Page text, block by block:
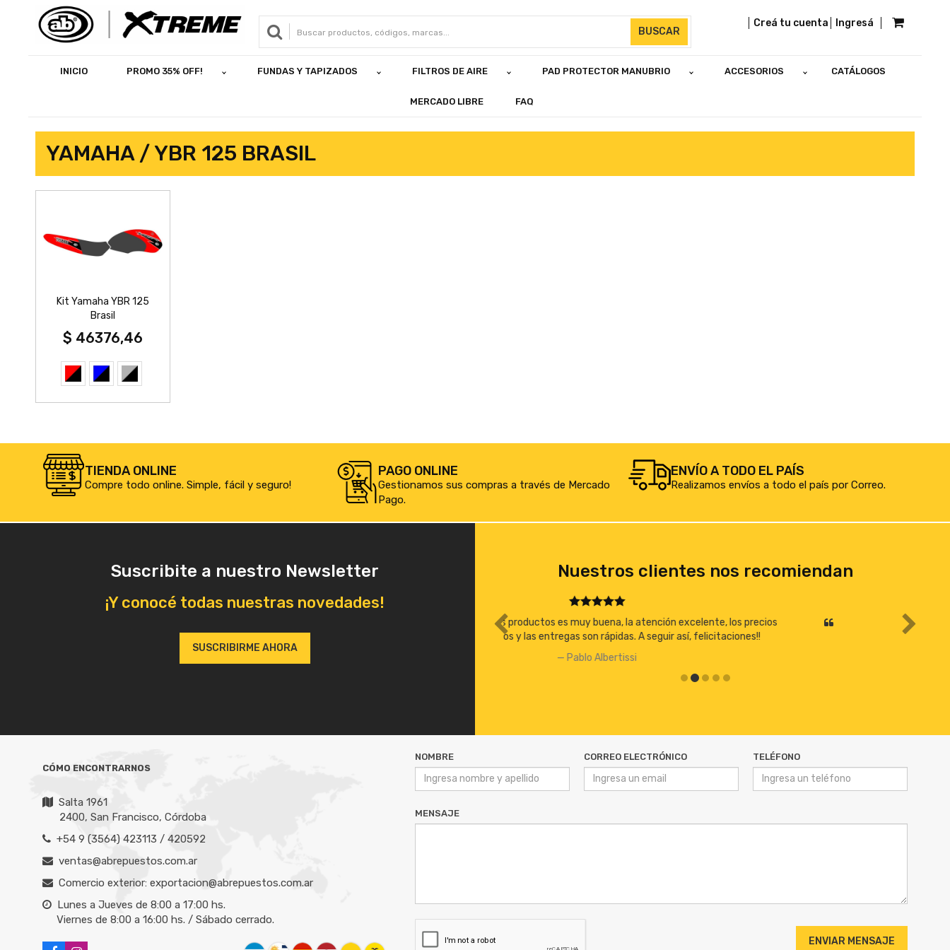
BUSCAR
Creá tu cuenta Ingresá
INICIO PROMO 35% OFF! FUNDAS Y TAPIZADOS FILTROS DE AIRE PAD PROTECTOR MANUBRIO ACCESORIOS CATÁLOGOS
MERCADO LIBRE FAQ
YAMAHA / YBR 125 BRASIL
Kit Yamaha YBR 125
Brasil
$ 46376,46
TIENDA ONLINE
Compre todo online. Simple, fácil y seguro!
PAGO ONLINE
Gestionamos sus compras a través de Mercado
Pago.
ENVÍO A TODO EL PAÍS
Realizamos envíos a todo el país por Correo.
Suscribite a nuestro Newsletter
¡Y conocé todas nuestras novedades!
SUSCRIBIRME AHORA
Nuestros clientes nos recomiendan
son competitivos y las entregas son rápidas. A seguir así, felicitaciones!!
Todo excelente!
Beto Pautasso
CÓMO ENCONTRARNOS
Salta 1961
2400, San Francisco, Córdoba
+54 9 (3564) 423113 / 420592
ventas@abrepuestos.com.ar
Comercio exterior: exportacion@abrepuestos.com.ar
Lunes a Jueves de 8:00 a 17:00 hs.
Viernes de 8:00 a 16:00 hs. / Sábado cerrado.
NOMBRE CORREO ELECTRÓNICO TELÉFONO
MENSAJE
ENVIAR MENSAJE